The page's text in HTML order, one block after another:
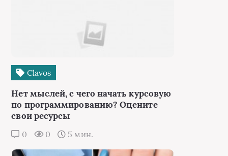
Сlavos
Нет мыслей, с чего начать курсовую
по программированию? Оцените
свои ресурсы
0 0 5 мин.